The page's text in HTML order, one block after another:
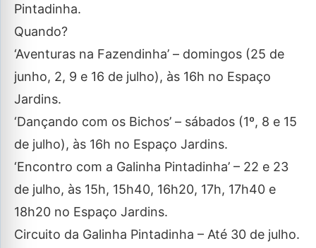
Pintadinha.
Quando?
‘Aventuras na Fazendinha’ – domingos (25 de
junho, 2, 9 e 16 de julho), às 16h no Espaço
Jardins.
‘Dançando com os Bichos’ – sábados (1º, 8 e 15
de julho), às 16h no Espaço Jardins.
‘Encontro com a Galinha Pintadinha’ – 22 e 23
de julho, às 15h, 15h40, 16h20, 17h, 17h40 e
18h20 no Espaço Jardins.
Circuito da Galinha Pintadinha – Até 30 de julho.